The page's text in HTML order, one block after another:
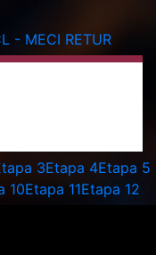
- MECI RETUR
Etapa 30Etapa 16
3Etapa 4Etapa 5
10Etapa 11Etapa 12